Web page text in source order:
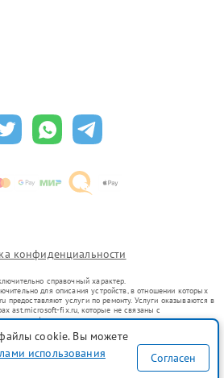
конфиденциальности
справочный характер.
для описания устройств, в отношении которых
услуги по ремонту. Услуги оказываются в
ast.microsoft-fix.ru, которые не связаны с
или их официальными представителями.
уже введенных в гражданский оборот в соответствии
цели индивидуализации услуг или введения
для информирования о предоставляемых услугах по
cookie. Вы можете
использования
Согласен